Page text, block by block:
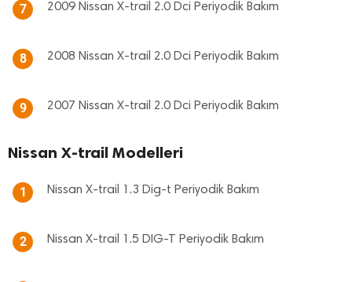
7 2009 Nissan X-trail 2.0 Dci Periyodik Bakım
8 2008 Nissan X-trail 2.0 Dci Periyodik Bakım
9 2007 Nissan X-trail 2.0 Dci Periyodik Bakım
Nissan X-trail Modelleri
1 Nissan X-trail 1.3 Dig-t Periyodik Bakım
2 Nissan X-trail 1.5 DIG-T Periyodik Bakım